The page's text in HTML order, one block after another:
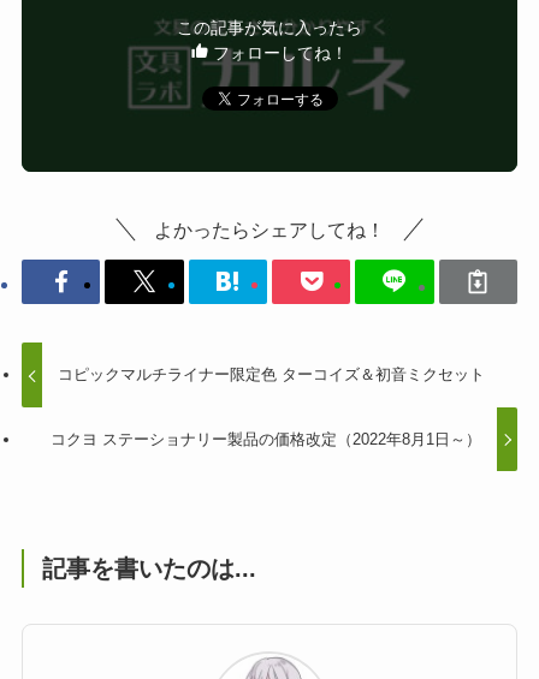
この記事が気に入ったら
フォローしてね！
よかったらシェアしてね！
コピックマルチライナー限定色 ターコイズ＆初音ミクセット
コクヨ ステーショナリー製品の価格改定（2022年8月1日～）
記事を書いたのは...